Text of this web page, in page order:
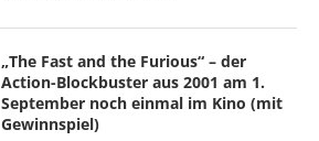
„The Fast and the Furious“ – der
Action-Blockbuster aus 2001 am 1.
September noch einmal im Kino (mit
Gewinnspiel)